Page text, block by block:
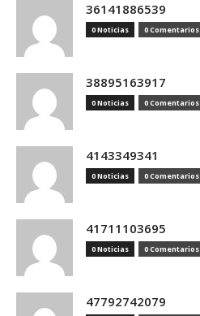
36141886539
0 Noticias 0 Comentarios
38895163917
0 Noticias 0 Comentarios
4143349341
0 Noticias 0 Comentarios
41711103695
0 Noticias 0 Comentarios
47792742079